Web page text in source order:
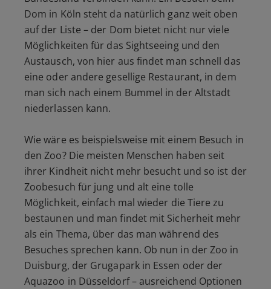
Dom in Köln steht da natürlich ganz weit oben
auf der Liste – der Dom bietet nicht nur viele
Möglichkeiten für das Sightseeing und den
Austausch, von hier aus findet man schnell das
eine oder andere gesellige Restaurant, in dem
man sich nach einem Bummel in der Altstadt
niederlassen kann.
Wie wäre es beispielsweise mit einem Besuch in
den Zoo? Die meisten Menschen haben seit
ihrer Kindheit nicht mehr besucht und so ist der
Zoobesuch für jung und alt eine tolle
Möglichkeit, einfach mal wieder die Tiere zu
bestaunen und man findet mit Sicherheit mehr
als ein Thema, über das man während des
Besuches sprechen kann. Ob nun in der Zoo in
Duisburg, der Grugapark in Essen oder der
Aquazoo in Düsseldorf – ausreichend Optionen